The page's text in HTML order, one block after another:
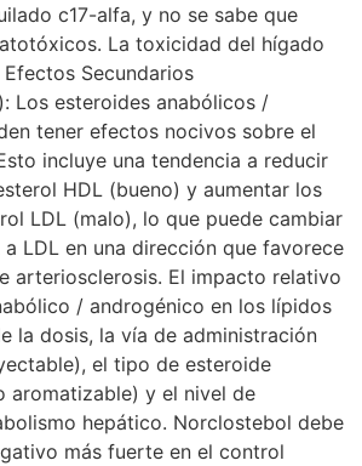
c17-alfa, y no se sabe que
La toxicidad del hígado
Secundarios
Los esteroides anabólicos /
tener efectos nocivos sobre el
incluye una tendencia a reducir
HDL (bueno) y aumentar los
LDL (malo), lo que puede cambiar
LDL en una dirección que favorece
arteriosclerosis. El impacto relativo
/ androgénico en los lípidos
la dosis, la vía de administración
el tipo de esteroide
aromatizable) y el nivel de
hepático. Norclostebol debe
más fuerte en el control